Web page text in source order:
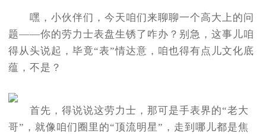
嘿，小伙伴们，今天咱们来聊聊一个高大上的问
题——你的劳力士表盘生锈了咋办？别急，这事儿咱
得从头说起，毕竟“表”情达意，咱也得有点儿文化底
蕴，不是？
首先，得说说这劳力士，那可是手表界的“老大
哥”，就像咱们圈里的“顶流明星”，走到哪儿都是焦